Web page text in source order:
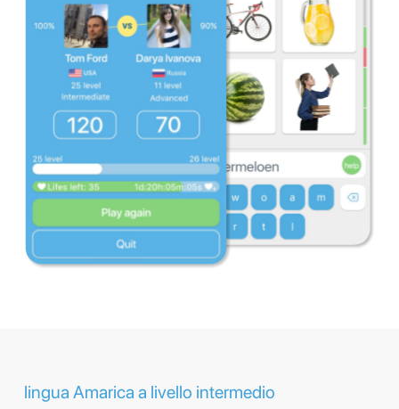
lingua Amarica a livello intermedio